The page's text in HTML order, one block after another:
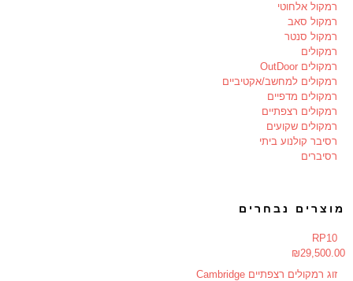
רמקול אלחוטי
רמקול סאב
רמקול סנטר
רמקולים
רמקולים OutDoor
רמקולים למחשב/אקטיביים
רמקולים מדפיים
רמקולים רצפתיים
רמקולים שקועים
רסיבר קולנוע ביתי
רסיברים
מוצרים נבחרים
RP10
₪29,500.00
זוג רמקולים רצפתיים Cambridge